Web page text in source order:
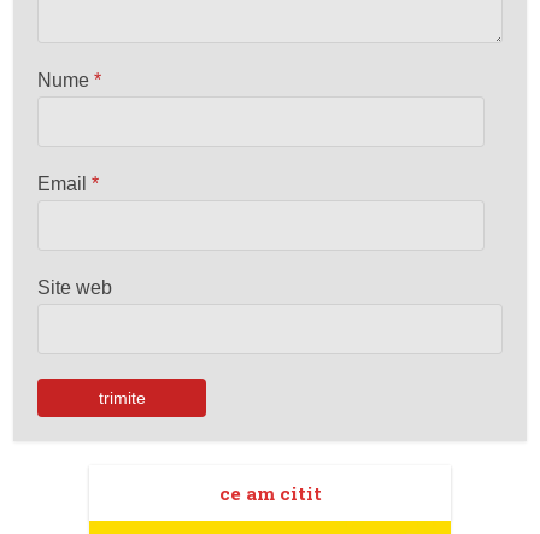
Nume*
Email*
Site web
ce am citit